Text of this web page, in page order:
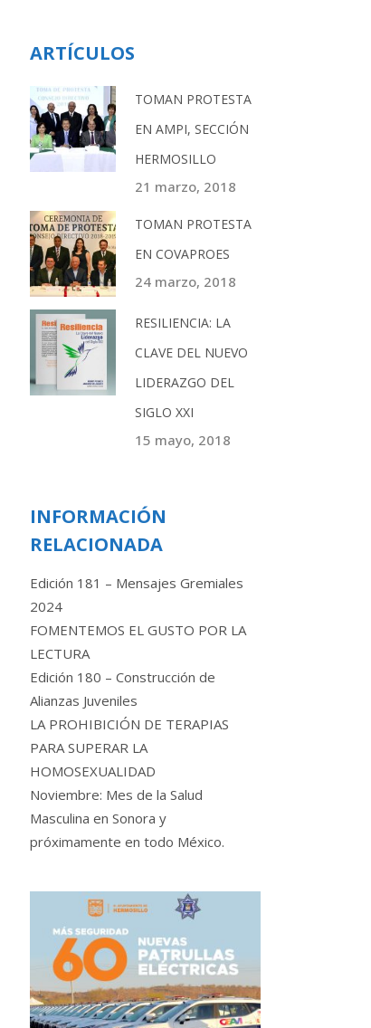
ARTÍCULOS
TOMAN PROTESTA
EN AMPI, SECCIÓN
HERMOSILLO
21 marzo, 2018
TOMAN PROTESTA
EN COVAPROES
24 marzo, 2018
RESILIENCIA: LA
CLAVE DEL NUEVO
LIDERAZGO DEL
SIGLO XXI
15 mayo, 2018
INFORMACIÓN
RELACIONADA
Edición 181 – Mensajes Gremiales
2024
FOMENTEMOS EL GUSTO POR LA
LECTURA
Edición 180 – Construcción de
Alianzas Juveniles
LA PROHIBICIÓN DE TERAPIAS
PARA SUPERAR LA
HOMOSEXUALIDAD
Noviembre: Mes de la Salud
Masculina en Sonora y
próximamente en todo México.